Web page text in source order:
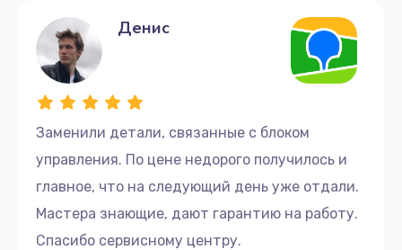
Заменили детали, связанные с блоком
управления. По цене недорого получилось и
главное, что на следующий день уже отдали.
Мастера знающие, дают гарантию на работу.
Спасибо сервисному центру.
Денис